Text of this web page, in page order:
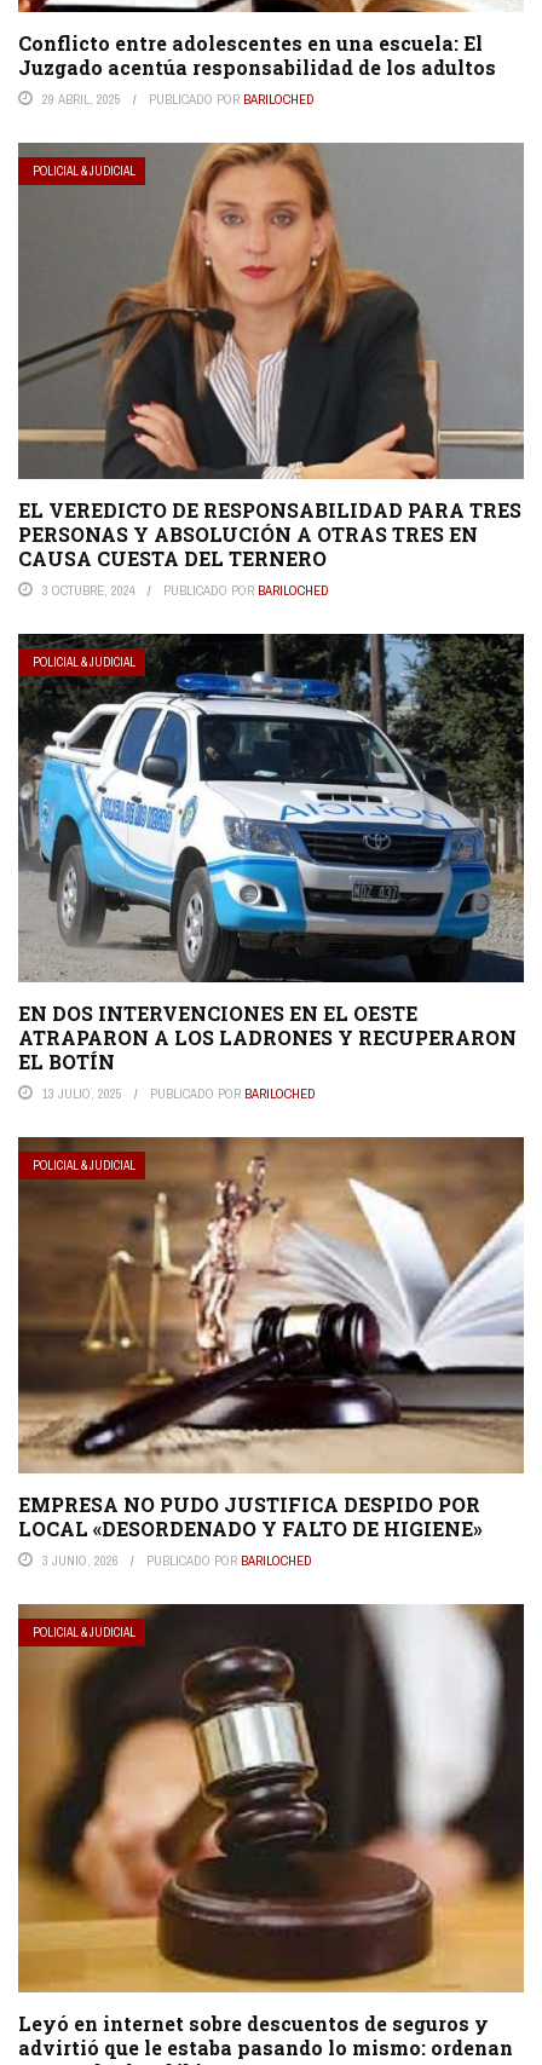
Conflicto entre adolescentes en una escuela: El
Juzgado acentúa responsabilidad de los adultos
29 ABRIL, 2025 PUBLICADO POR BARILOCHED
POLICIAL & JUDICIAL
EL VEREDICTO DE RESPONSABILIDAD PARA TRES
PERSONAS Y ABSOLUCIÓN A OTRAS TRES EN
CAUSA CUESTA DEL TERNERO
3 OCTUBRE, 2024 PUBLICADO POR BARILOCHED
POLICIAL & JUDICIAL
EN DOS INTERVENCIONES EN EL OESTE
ATRAPARON A LOS LADRONES Y RECUPERARON
EL BOTÍN
13 JULIO, 2025 PUBLICADO POR BARILOCHED
POLICIAL & JUDICIAL
EMPRESA NO PUDO JUSTIFICA DESPIDO POR
LOCAL «DESORDENADO Y FALTO DE HIGIENE»
3 JUNIO, 2026 PUBLICADO POR BARILOCHED
POLICIAL & JUDICIAL
Leyó en internet sobre descuentos de seguros y
advirtió que le estaba pasando lo mismo: ordenan